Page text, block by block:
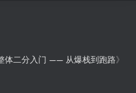
体二分入门 —— 从爆栈到跑路》